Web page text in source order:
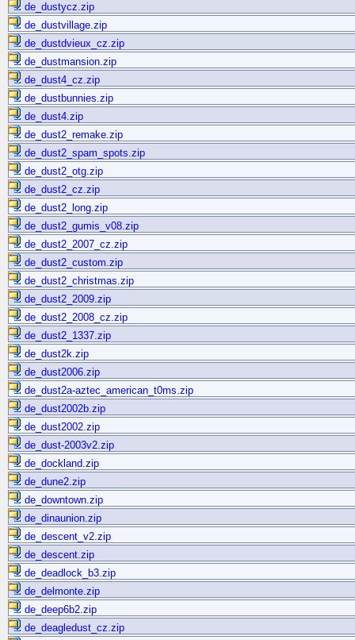
de_dustycz.zip
de_dustvillage.zip
de_dustdvieux_cz.zip
de_dustmansion.zip
de_dust4_cz.zip
de_dustbunnies.zip
de_dust4.zip
de_dust2_remake.zip
de_dust2_spam_spots.zip
de_dust2_otg.zip
de_dust2_cz.zip
de_dust2_long.zip
de_dust2_gumis_v08.zip
de_dust2_2007_cz.zip
de_dust2_custom.zip
de_dust2_christmas.zip
de_dust2_2009.zip
de_dust2_2008_cz.zip
de_dust2_1337.zip
de_dust2k.zip
de_dust2006.zip
de_dust2a-aztec_american_t0ms.zip
de_dust2002b.zip
de_dust2002.zip
de_dust-2003v2.zip
de_dockland.zip
de_dune2.zip
de_downtown.zip
de_dinaunion.zip
de_descent_v2.zip
de_descent.zip
de_deadlock_b3.zip
de_delmonte.zip
de_deep6b2.zip
de_deagledust_cz.zip